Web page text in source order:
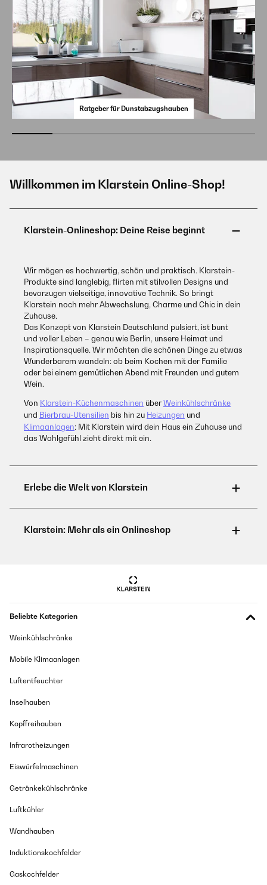
Ratgeber für Dunstabzugshauben
Willkommen im Klarstein Online-Shop!
Wir mögen es hochwertig, schön und praktisch. Klarstein-
Produkte sind langlebig, flirten mit stilvollen Designs und
bevorzugen vielseitige, innovative Technik. So bringt
Klarstein noch mehr Abwechslung, Charme und Chic in dein
Zuhause.
Das Konzept von Klarstein Deutschland pulsiert, ist bunt
und voller Leben – genau wie Berlin, unsere Heimat und
Inspirationsquelle. Wir möchten die schönen Dinge zu etwas
Wunderbarem wandeln: ob beim Kochen mit der Familie
oder bei einem gemütlichen Abend mit Freunden und gutem
Wein.
Von Klarstein-Küchenmaschinen überWeinkühlschränke
und Bierbrau-Utensilien bis hin zu Heizungen und
Klimaanlagen: Mit Klarstein wird dein Haus ein Zuhause und
das Wohlgefühl zieht direkt mit ein.
Beliebte Kategorien
Weinkühlschränke
Mobile Klimaanlagen
Luftentfeuchter
Inselhauben
Kopffreihauben
Infrarotheizungen
Eiswürfelmaschinen
Getränkekühlschränke
Luftkühler
Wandhauben
Induktionskochfelder
Gaskochfelder